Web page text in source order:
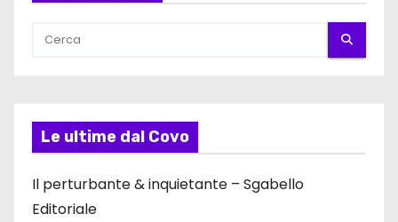
Le ultime dal Covo
Il perturbante & inquietante – Sgabello
Editoriale